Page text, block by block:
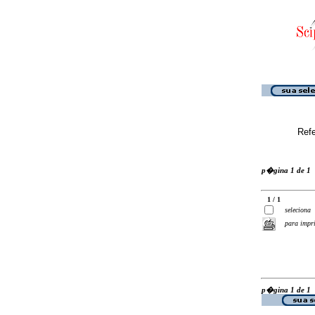
p�gina 1 de 1
1 / 1
seleciona
para
p�gina 1 de 1